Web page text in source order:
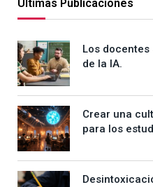
Últimas Publicaciones
Los
de la IA.
Crear una
para los